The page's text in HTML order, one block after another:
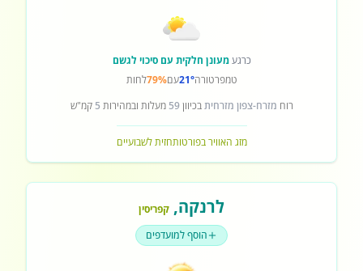
כרגעמעונן חלקית עם סיכוי לגשם
טמפרטורה21°עם79%לחות
רוח מזרח-צפון מזרחיתבכיוון59 מעלות ובמהירות 5 קמ"ש
מזג האוויר בפורטותחזית לשבועיים
לרנקה, קפריסין
הוסף למועדפים